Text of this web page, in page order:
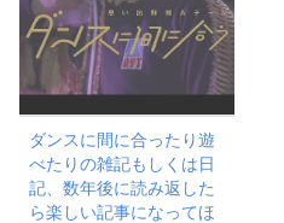
ダンスに間に合ったり遊
べたりの雑記もしくは日
記、数年後に読み返した
ら楽しい記事になってほ